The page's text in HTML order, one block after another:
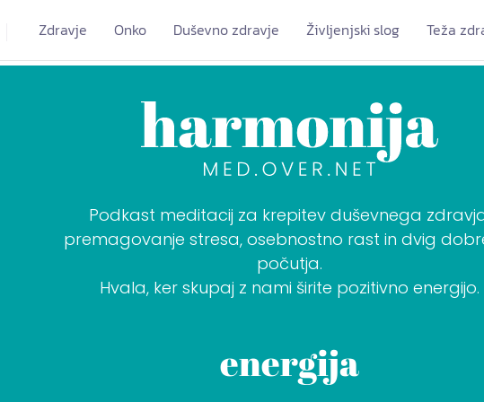
Zdravje Onko Duševno zdravje Življenjski slog Teža
Podkast meditacij za krepitev duševnega
premagovanje stresa, osebnostno rast in dvig
počutja.
Hvala, ker skupaj z nami širite pozitivno energijo.
energija